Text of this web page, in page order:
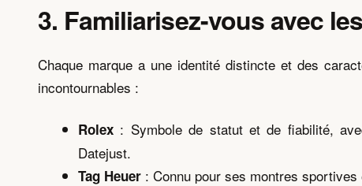
3. Familiarisez-vous avec
Chaque marque a une identité distincte et des
incontournables :
Rolex : Symbole de statut et de fiabilité,
Datejust.
Tag Heuer : Connu pour ses montres